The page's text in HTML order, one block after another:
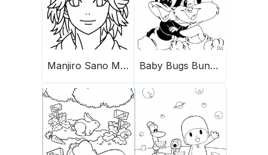
Manjiro Sano Mikey Baby Bugs Bunny und Freund